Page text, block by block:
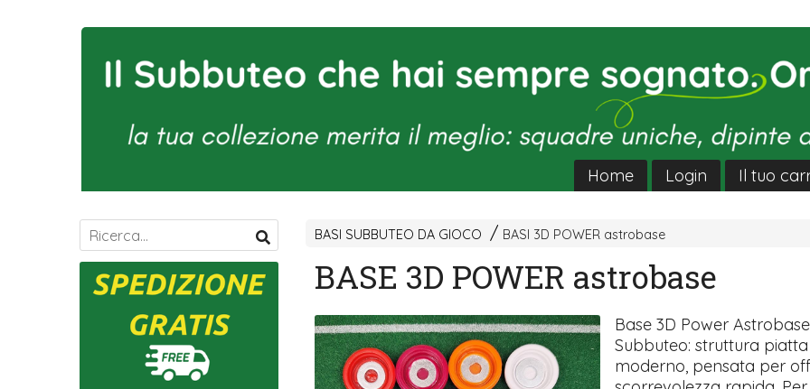
Home Login Il tuo
BASI SUBBUTEO DA GIOCO BASI 3D POWER astrobase
BASE 3D POWER astrobase
Base 3D Power
Subbuteo: struttura
moderno, pensata per